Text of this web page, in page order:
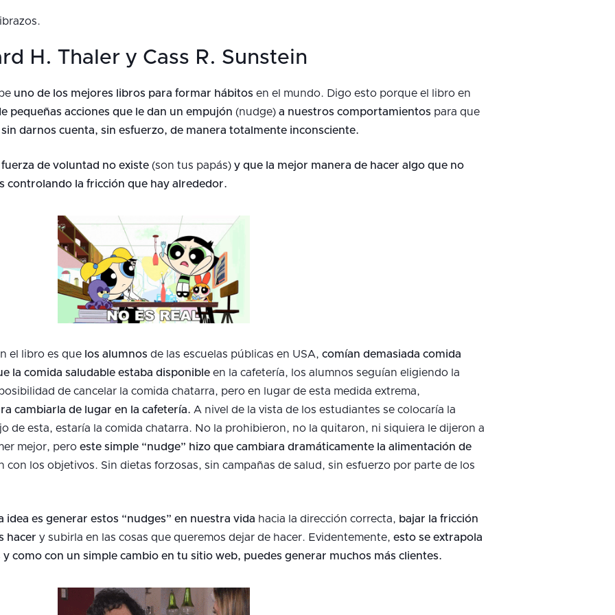
H. Thaler y Cass R. Sunstein
uno de los mejores libros para formar hábitos en el mundo. Digo esto porque el libro en
pequeñas acciones que le dan un empujón (nudge) a nuestros comportamientos para que
sin darnos cuenta, sin esfuerzo, de manera totalmente inconsciente.
fuerza de voluntad no existe(son tus papás) y que la mejor manera de hacer algo que no
controlando la fricción que hay alrededor.
el libro es que los alumnos de las escuelas públicas en USA, comían demasiada comida
la comida saludable estaba disponibleen la cafetería, los alumnos seguían eligiendo la
de cancelar la comida chatarra, pero en lugar de esta medida extrema,
cambiarla de lugar en la cafetería. A nivel de la vista de los estudiantes se colocaría la
de esta, estaría la comida chatarra. No la prohibieron, no la quitaron, ni siquiera le dijeron a
mejor, pero este simple “nudge” hizo que cambiara dramáticamente la alimentación de
con los objetivos. Sin dietas forzosas, sin campañas de salud, sin esfuerzo por parte de los
idea es generar estos “nudges” en nuestra vida hacia la dirección correcta, bajar la fricción
hacer y subirla en las cosas que queremos dejar de hacer. Evidentemente, esto se extrapola
como con un simple cambio en tu sitio web, puedes generar muchos más clientes.